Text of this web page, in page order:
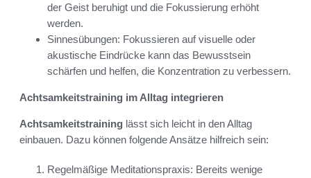
der Geist beruhigt und die Fokussierung erhöht
werden.
Sinnesübungen: Fokussieren auf visuelle oder
akustische Eindrücke kann das Bewusstsein
schärfen und helfen, die Konzentration zu verbessern.
Achtsamkeitstraining im Alltag integrieren
Achtsamkeitstraining lässt sich leicht in den Alltag
einbauen. Dazu können folgende Ansätze hilfreich sein:
Regelmäßige Meditationspraxis: Bereits wenige